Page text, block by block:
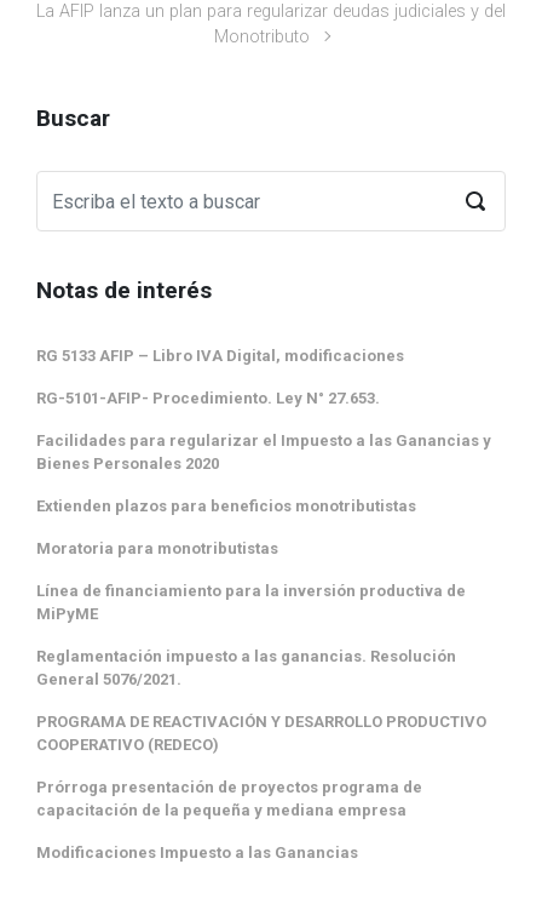
La AFIP lanza un plan para regularizar deudas judiciales y del
Monotributo
Buscar
Notas de interés
RG 5133 AFIP – Libro IVA Digital, modificaciones
RG-5101-AFIP- Procedimiento. Ley N° 27.653.
Facilidades para regularizar el Impuesto a las Ganancias y
Bienes Personales 2020
Extienden plazos para beneficios monotributistas
Moratoria para monotributistas
Línea de financiamiento para la inversión productiva de
MiPyME
Reglamentación impuesto a las ganancias. Resolución
General 5076/2021.
PROGRAMA DE REACTIVACIÓN Y DESARROLLO PRODUCTIVO
COOPERATIVO (REDECO)
Prórroga presentación de proyectos programa de
capacitación de la pequeña y mediana empresa
Modificaciones Impuesto a las Ganancias